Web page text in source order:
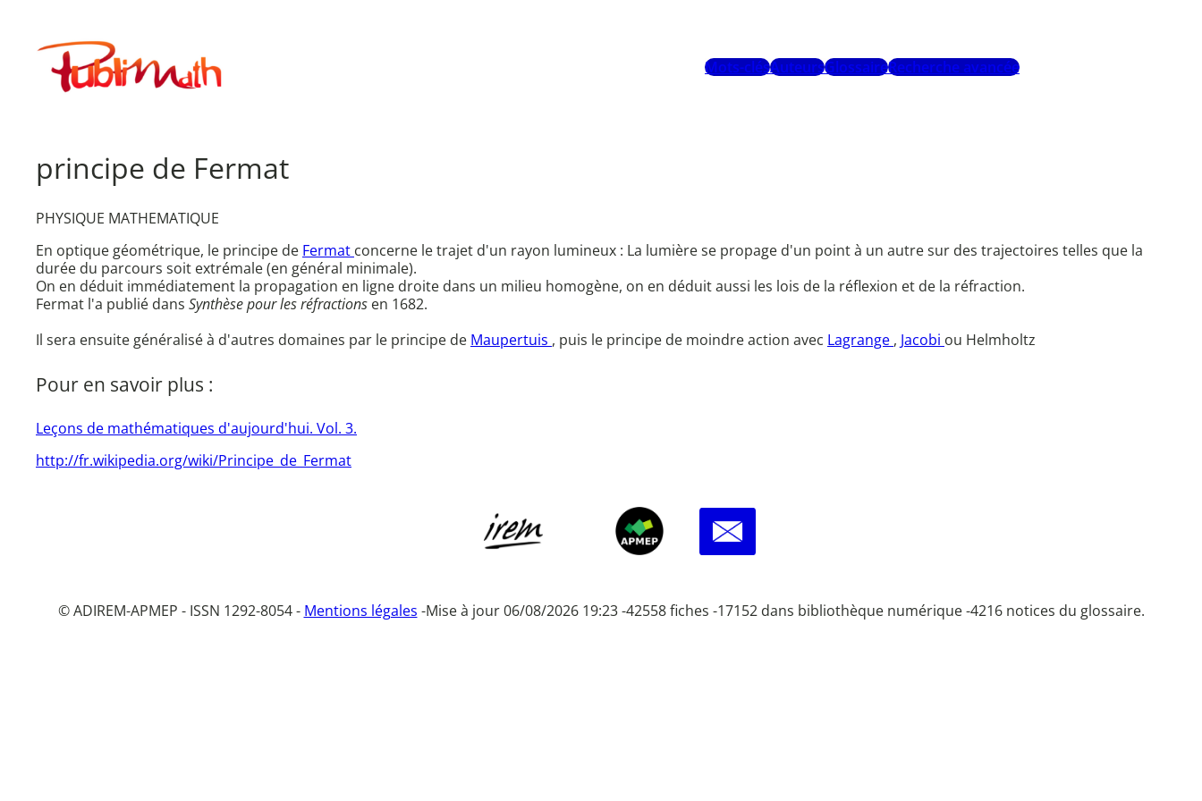
contenuPublimath
Mots-clésAuteursGlossaireRecherche avancée
principe de Fermat
PHYSIQUE MATHEMATIQUE
En optique géométrique, le principe de Fermat concerne le trajet d'un rayon lumineux : La lumière se propage d'un point à un autre sur des trajectoires telles que la
durée du parcours soit extrémale (en général minimale).
On en déduit immédiatement la propagation en ligne droite dans un milieu homogène, on en déduit aussi les lois de la réflexion et de la réfraction.
Fermat l'a publié dans Synthèse pour les réfractions en 1682.
Il sera ensuite généralisé à d'autres domaines par le principe de Maupertuis , puis le principe de moindre action avec Lagrange , Jacobi ou Helmholtz
Pour en savoir plus :
Leçons de mathématiques d'aujourd'hui. Vol. 3.
http://fr.wikipedia.org/wiki/Principe_de_Fermat
© ADIREM-APMEP - ISSN 1292-8054 - Mentions légales -Mise à jour 06/08/2026 19:23 -42558 fiches -17152 dans bibliothèque numérique -4216 notices du glossaire.